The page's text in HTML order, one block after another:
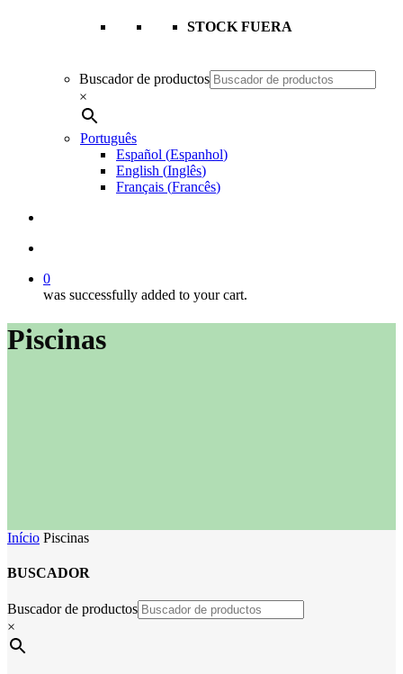
STOCK FUERA
Buscador de productos
×
Português
Español (Espanhol)
English (Inglês)
Français (Francês)
0
was successfully added to your cart.
Piscinas
Início Piscinas
BUSCADOR
Buscador de productos
×